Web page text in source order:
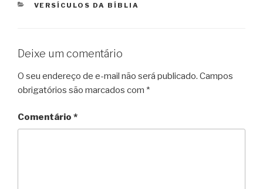
CATEGORIAS
VERSÍCULOS DA BÍBLIA
Deixe um comentário
O seu endereço de e-mail não será publicado. Campos
obrigatórios são marcados com *
Comentário *